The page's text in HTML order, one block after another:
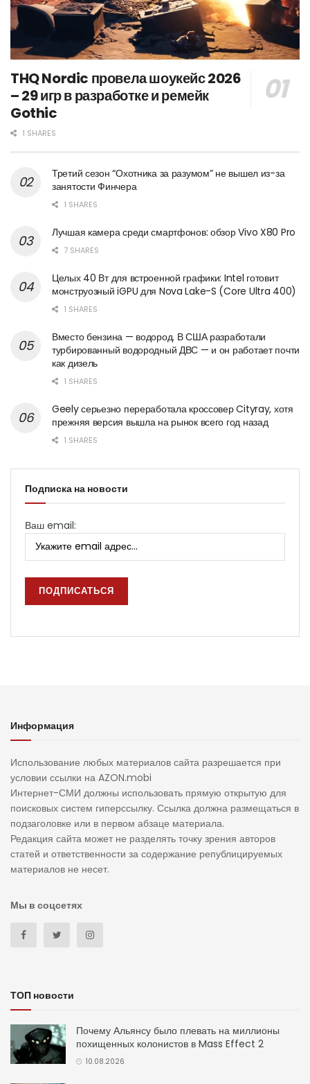
THQ Nordic провела шоукейс 2026
– 29 игр в разработке и ремейк
Gothic
1 SHARES
Третий сезон “Охотника за разумом” не вышел из-за
занятости Финчера
1 SHARES
Лучшая камера среди смартфонов: обзор Vivo X80 Pro
7 SHARES
Целых 40 Вт для встроенной графики: Intel готовит
монструозный iGPU для Nova Lake-S (Core Ultra 400)
1 SHARES
Вместо бензина — водород. В США разработали
турбированный водородный ДВС — и он работает почти
как дизель
1 SHARES
Geely серьезно переработала кроссовер Cityray, хотя
прежняя версия вышла на рынок всего год назад
1 SHARES
Подписка на новости
Ваш email:
Информация
Использование любых материалов сайта разрешается при
условии ссылки на AZON.mobi
Интернет-СМИ должны использовать прямую открытую для
поисковых систем гиперссылку. Ссылка должна размещаться в
подзаголовке или в первом абзаце материала.
Редакция сайта может не разделять точку зрения авторов
статей и ответственности за содержание републицируемых
материалов не несет.
Мы в соцсетях
ТОП новости
Почему Альянсу было плевать на миллионы
похищенных колонистов в Mass Effect 2
10.08.2026